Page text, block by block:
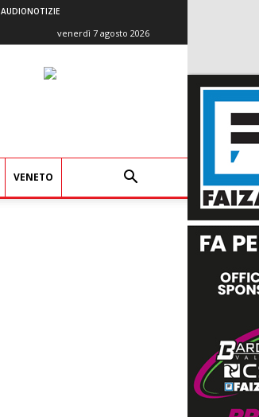
AUDIONOTIZIE
venerdì 7 agosto 2026
VENETO